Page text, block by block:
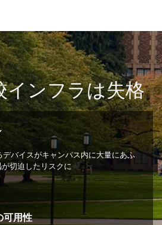
インフラは失格
バイスがキャンパス内に大量にあふ
切迫したリスクに
可用性